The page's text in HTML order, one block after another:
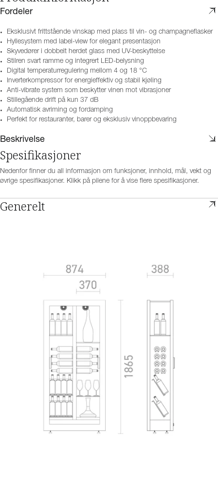
Fordeler
Eksklusivt frittstående vinskap med plass til vin- og champagneflasker
Hyllesystem med label-view for elegant presentasjon
Skyvedører i dobbelt herdet glass med UV-beskyttelse
Stilren svart ramme og integrert LED-belysning
Digital temperaturregulering mellom 4 og 18 °C
Inverterkompressor for energieffektiv og stabil kjøling
Anti-vibrate system som beskytter vinen mot vibrasjoner
Stillegående drift på kun 37 dB
Automatisk avriming og fordamping
Perfekt for restauranter, barer og eksklusiv vinoppbevaring
Beskrivelse
Spesifikasjoner
Nedenfor finner du all informasjon om funksjoner, innhold, mål, vekt og
øvrige spesifikasjoner. Klikk på pilene for å vise flere spesifikasjoner.
Generelt